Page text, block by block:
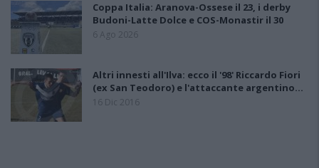
Coppa Italia: Aranova-Ossese il 23, i derby
Budoni-Latte Dolce e COS-Monastir il 30
6 Ago 2026
Altri innesti all'Ilva: ecco il '98' Riccardo Fiori
(ex San Teodoro) e l'attaccante argentino…
16 Dic 2016